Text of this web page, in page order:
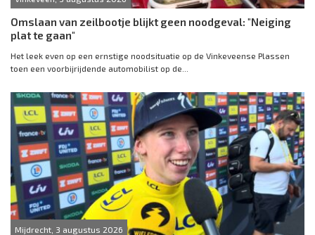
Omslaan van zeilbootje blijkt geen noodgeval: "Neiging
plat te gaan"
Het leek even op een ernstige noodsituatie op de Vinkeveense Plassen
toen een voorbijrijdende automobilist op de...
Mijdrecht, 3 augustus 2026